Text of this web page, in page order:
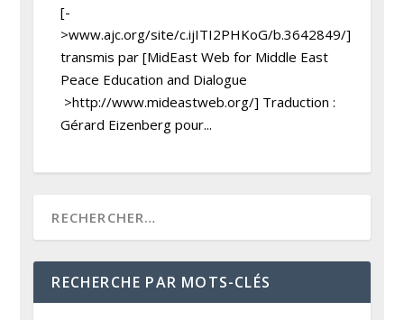
[-
>www.ajc.org/site/c.ijITI2PHKoG/b.3642849/]
transmis par [MidEast Web for Middle East
Peace Education and Dialogue
>http://www.mideastweb.org/] Traduction :
Gérard Eizenberg pour...
RECHERCHE PAR MOTS-CLÉS